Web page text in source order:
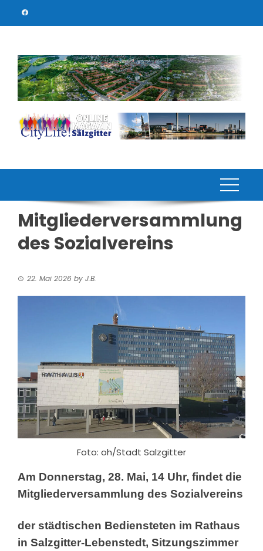
Mitgliederversammlung
des Sozialvereins
22. Mai 2026 by J.B.
Foto: oh/Stadt Salzgitter
Am Donnerstag, 28. Mai, 14 Uhr, findet die
Mitgliederversammlung des Sozialvereins
der städtischen Bediensteten im Rathaus
in Salzgitter-Lebenstedt, Sitzungszimmer